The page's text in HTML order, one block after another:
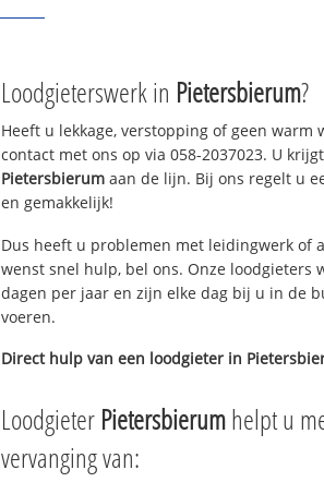
Loodgieterswerk in Pietersbierum?
Heeft u lekkage, verstopping of geen warm
contact met ons op via 058-2037023. U
Pietersbierum aan de lijn. Bij ons regelt u
en gemakkelijk!
Dus heeft u problemen met leidingwerk of
wenst snel hulp, bel ons. Onze loodgieters
dagen per jaar en zijn elke dag bij u in de
voeren.
Direct hulp van een loodgieter in
Loodgieter Pietersbierumhelpt u
vervanging van: